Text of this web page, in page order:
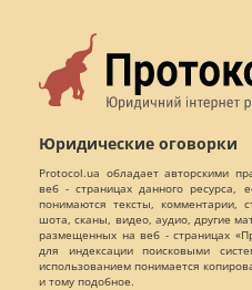
Юридические оговорки
Protocol.ua обладает авторскими
веб - страницах данного ресурса,
понимаются тексты, комментарии,
шота, сканы, видео, аудио, другие
размещенных на веб - страницах
для индексации поисковыми
использованием понимается
и тому подобное.